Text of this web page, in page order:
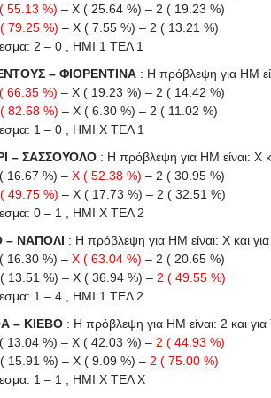
55.13 %) – X ( 25.64 %) – 2 ( 19.23 %)
79.25 %) – X ( 7.55 %) – 2 ( 13.21 %)
2 – 0 , ΗΜΙ 1 ΤΕΛ 1
– ΦΙΟΡΕΝΤΙΝΑ : Η πρόβλεψη για HΜ
66.35 %) – X ( 19.23 %) – 2 ( 14.42 %)
82.68 %) – X ( 6.30 %) – 2 ( 11.02 %)
1 – 0 , ΗΜΙ X ΤΕΛ 1
– ΣΑΣΣΟΥΟΛΟ : Η πρόβλεψη για HΜ είναι: X
16.67 %) – X ( 52.38 %) – 2 ( 30.95 %)
49.75 %) – X ( 17.73 %) – 2 ( 32.51 %)
0 – 1 , ΗΜΙ X ΤΕΛ 2
– ΝΑΠΟΛΙ : Η πρόβλεψη για HΜ είναι: X και για
16.30 %) – X ( 63.04 %) – 2 ( 20.65 %)
13.51 %) – X ( 36.94 %) – 2 ( 49.55 %)
1 – 4 , ΗΜΙ 1 ΤΕΛ 2
– ΚΙΕΒΟ : Η πρόβλεψη για HΜ είναι: 2 και για
13.04 %) – X ( 42.03 %) – 2 ( 44.93 %)
15.91 %) – X ( 9.09 %) – 2 ( 75.00 %)
1 – 1 , ΗΜΙ X ΤΕΛ X